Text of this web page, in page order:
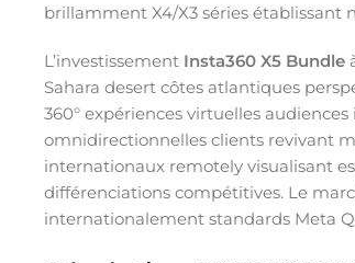
brillamment X4/X3 séries établissant
L’investissement Insta360 X5 Bundle
Sahara desert côtes atlantiques
360° expériences virtuelles
omnidirectionnelles clients revivant
internationaux remotely visualisant
différenciations compétitives. Le
internationalement standards Meta